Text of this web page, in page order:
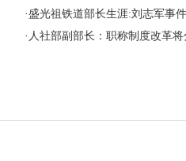
·盛光祖铁道部长生涯:刘志军事
· 人社部副部长：职称制度改革